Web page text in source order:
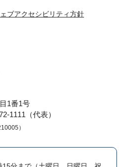
ブアクセシビリティ方針
1番1号
1111（代表）
）